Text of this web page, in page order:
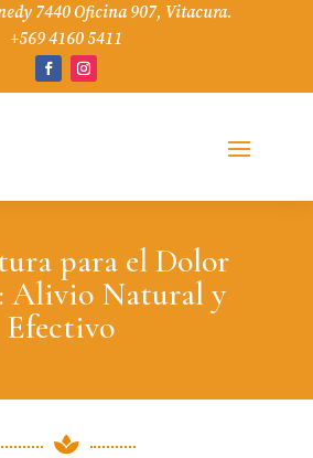
7440 Oficina 907, Vitacura.
+569 4160 5411
para el Dolor
Alivio Natural y
Efectivo
